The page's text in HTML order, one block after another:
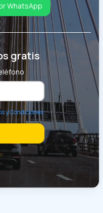
WhatsApp
gratis
y Condiciones